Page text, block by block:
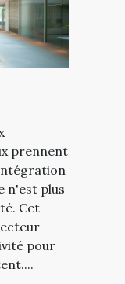
prennent
n'est plus
Cet
pour